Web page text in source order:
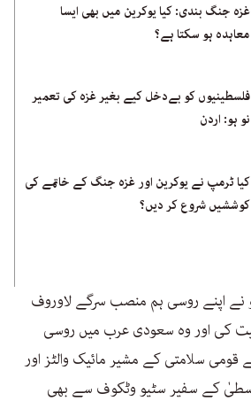
غزہ جنگ بندی: کیا یوکرین میں بھی ایسا
معاہدہ ہو سکتا ہے؟
فلسطینیوں کو بےدخل کیے بغیر غزہ کی تعمیر
نو ہو: اردن
کیا ٹرمپ نے یوکرین اور غزہ جنگ کے خاتمے کی
کوششیں شروع کر دیں؟
نے اپنے روسی ہم منصب سرگے لاوروف
کی اور وہ سعودی عرب میں روسی
سلامتی کے مشیر مائیک والٹز اور
کے سفیر سٹیو وٹکوف سے بھی